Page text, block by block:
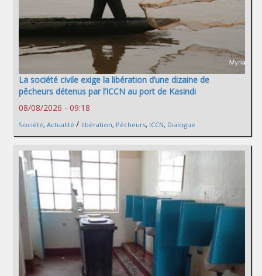
La société civile exige la libération d’une dizaine de
pêcheurs détenus par l’ICCN au port de Kasindi
08/08/2026 - 09:18
Société, Actualité / libération, Pêcheurs, ICCN, Dialogue